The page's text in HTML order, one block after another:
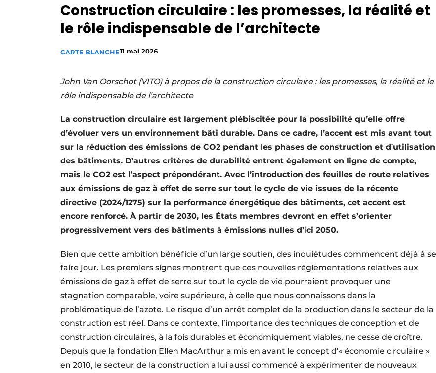
Privacy / Cookie statement
S’inscrire à l’événement
Video’s
Construction circulaire : les promesses, la réalité et
le rôle indispensable de l’architecte
CARTE BLANCHE11 mai 2026
John Van Oorschot (VITO) à propos de la construction circulaire : les promesses, la réalité et le
rôle indispensable de l’architecte
La construction circulaire est largement plébiscitée pour la possibilité qu’elle offre
d’évoluer vers un environnement bâti durable. Dans ce cadre, l’accent est mis avant tout
sur la réduction des émissions de CO2 pendant les phases de construction et d’utilisation
des bâtiments. D’autres critères de durabilité entrent également en ligne de compte,
mais le CO2 est l’aspect prépondérant. Avec l’introduction des feuilles de route relatives
aux émissions de gaz à effet de serre sur tout le cycle de vie issues de la récente
directive (2024/1275) sur la performance énergétique des bâtiments, cet accent est
encore renforcé. À partir de 2030, les États membres devront en effet s’orienter
progressivement vers des bâtiments à émissions nulles d’ici 2050.
Bien que cette ambition bénéficie d’un large soutien, des inquiétudes commencent déjà à se
faire jour. Les premiers signes montrent que ces nouvelles réglementations relatives aux
émissions de gaz à effet de serre sur tout le cycle de vie pourraient provoquer une
stagnation comparable, voire supérieure, à celle que nous connaissons dans la
problématique de l’azote. Le risque d’un arrêt complet de la production dans le secteur de la
construction est réel. Dans ce contexte, l’importance des techniques de conception et de
construction circulaires, à la fois durables et économiquement viables, ne cesse de croître.
Depuis que la fondation Ellen MacArthur a mis en avant le concept d’« économie circulaire »
en 2010, le secteur de la construction a lui aussi commencé à expérimenter de nouveaux